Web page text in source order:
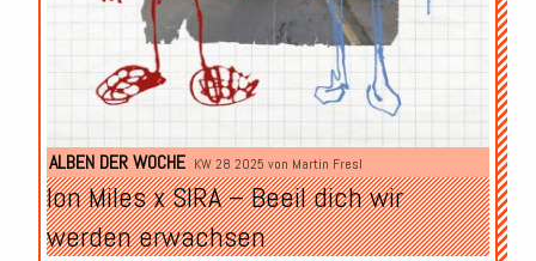
ALBEN DER WOCHE KW 28 2025 von Martin Fresl
Ion Miles x SIRA – Beeil dich wir
werden erwachsen